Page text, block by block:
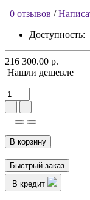
0 отзывов /
Доступность:
216 300.00 р.
Нашли дешевле
В корзину
Быстрый заказ
В кредит